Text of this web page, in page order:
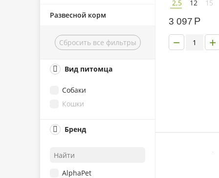
Развесной корм
Сбросить все фильтры
Вид питомца
Собаки
Кошки
Бренд
AlphaPet
ягненком
2,5 12 15
3 097 Р
+
−